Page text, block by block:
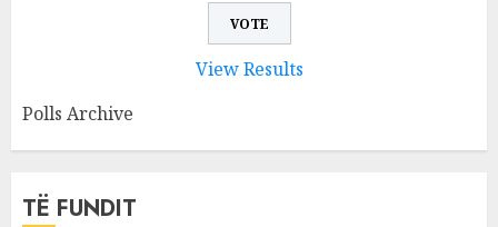
View Results
Polls Archive
TË FUNDIT